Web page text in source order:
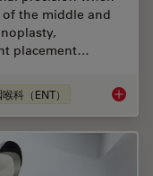
the middle and
placement…
科（ENT）